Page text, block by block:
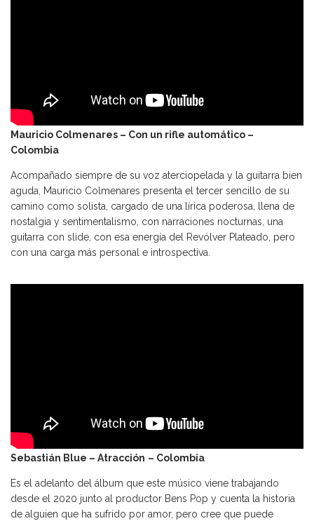
Mauricio Colmenares – Con un rifle automático –
Colombia
Acompañado siempre de su voz aterciopelada y la guitarra bien
aguda, Mauricio Colmenares presenta el tercer sencillo de su
camino como solista, cargado de una lírica poderosa, llena de
nostalgia y sentimentalismo, con narraciones nocturnas, una
guitarra con slide, con esa energía del Revólver Plateado, pero
con una carga más personal e introspectiva.
Sebastián Blue – Atracción – Colombia
Es el adelanto del álbum que este músico viene trabajando
desde el 2020 junto al productor Bens Pop y cuenta la historia
de alguien que ha sufrido por amor, pero cree que puede